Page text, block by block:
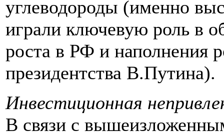
углеводороды (именно
играли ключевую роль в
роста в РФ и наполнения
президентства В.Путина).
Инвестиционная
В связи с